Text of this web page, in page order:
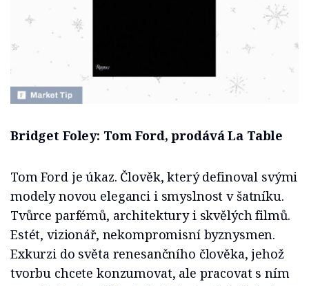
Bridget Foley: Tom Ford, prodává La Table
Tom Ford je úkaz. Člověk, který definoval svými
modely novou eleganci i smyslnost v šatníku.
Tvůrce parfémů, architektury i skvělých filmů.
Estét, vizionář, nekompromisní byznysmen.
Exkurzi do světa renesančního člověka, jehož
tvorbu chcete konzumovat, ale pracovat s ním